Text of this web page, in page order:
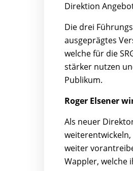
Direktion
Die drei
ausgeprägtes
welche für die
stärker nutzen
Publikum.
Roger Elsener
Als neuer
weiter
Wappler, welche